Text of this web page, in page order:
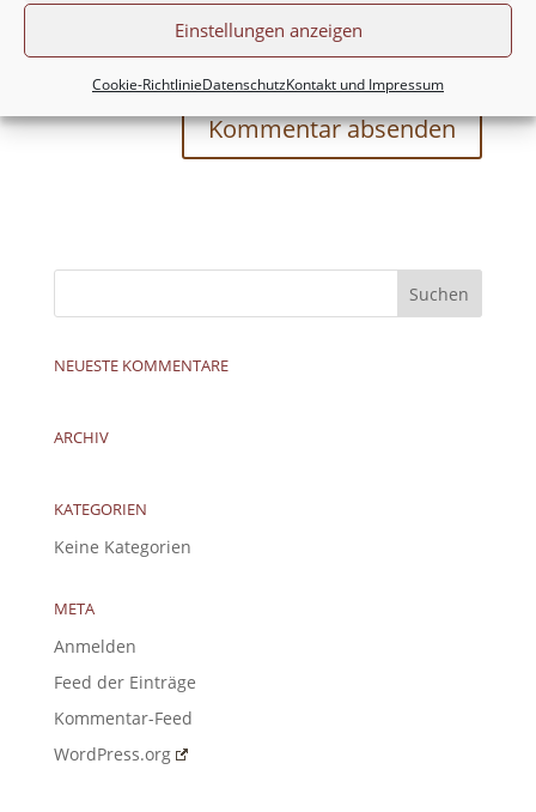
Einstellungen anzeigen
Cookie-RichtlinieDatenschutzKontakt und Impressum
meine Website in diesem Browser für die nächste
NEUESTE KOMMENTARE
ARCHIV
KATEGORIEN
Keine Kategorien
META
Anmelden
Feed der Einträge
Kommentar-Feed
WordPress.org